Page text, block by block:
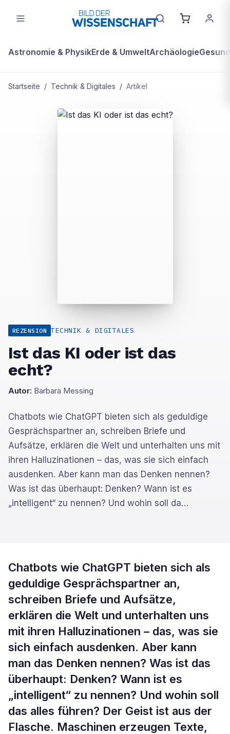
Astronomie & PhysikErde & UmweltArchäologie
Startseite / Technik & Digitales / Artikel
REZENSION TECHNIK & DIGITALES
Ist das KI oder ist das
echt?
Autor: Barbara Messing
Chatbots wie ChatGPT bieten sich als geduldige
Gesprächspartner an, schreiben Briefe und
Aufsätze, erklären die Welt und unterhalten uns mit
ihren Halluzinationen – das, was sie sich einfach
ausdenken. Aber kann man das Denken nennen?
Was ist das überhaupt: Denken? Wann ist es
„intelligent“ zu nennen? Und wohin soll da…
Chatbots wie ChatGPT bieten sich als
geduldige Gesprächspartner an,
schreiben Briefe und Aufsätze,
erklären die Welt und unterhalten uns
mit ihren Halluzinationen – das, was sie
sich einfach ausdenken. Aber kann
man das Denken nennen? Was ist das
überhaupt: Denken? Wann ist es
„intelligent“ zu nennen? Und wohin soll
das alles führen? Der Geist ist aus der
Flasche. Maschinen erzeugen Texte,